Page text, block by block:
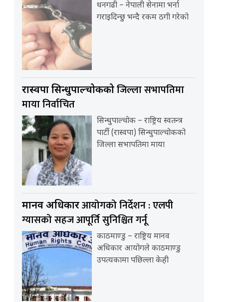
धनगढी – नेपाली सेनामा भर्ना
गराइदिन्छु भन्दै रकम ठगी गरेको
रास्वपा सिन्धुपाल्चोककोजिल्ला सभापतिमा
माया निर्वाचित
सिन्धुपाल्चोक – राष्ट्रिय स्वतन्त्र
पार्टी (रास्वपा) सिन्धुपाल्चोकको
जिल्ला सभापतिमा माया
मानव अधिकारआयोगको निर्देशन : एलपी
ग्यासको सहज आपूर्ति सुनिश्चित गर्नू
काठमाण्डु – राष्ट्रिय मानव
अधिकार आयोगले काठमाण्डु
उपत्यकामा पछिल्ला केही